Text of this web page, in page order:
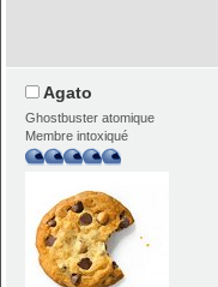
Agato
Ghostbuster atomique
Membre intoxiqué